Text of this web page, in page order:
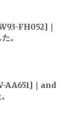
FH052]｜
。
AA651]｜and